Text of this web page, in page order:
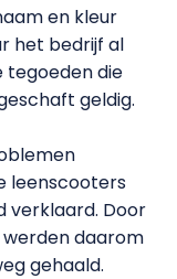
en kleur
het bedrijf al
tegoeden die
geldig.
leenscooters
verklaard. Door
daarom
gehaald.